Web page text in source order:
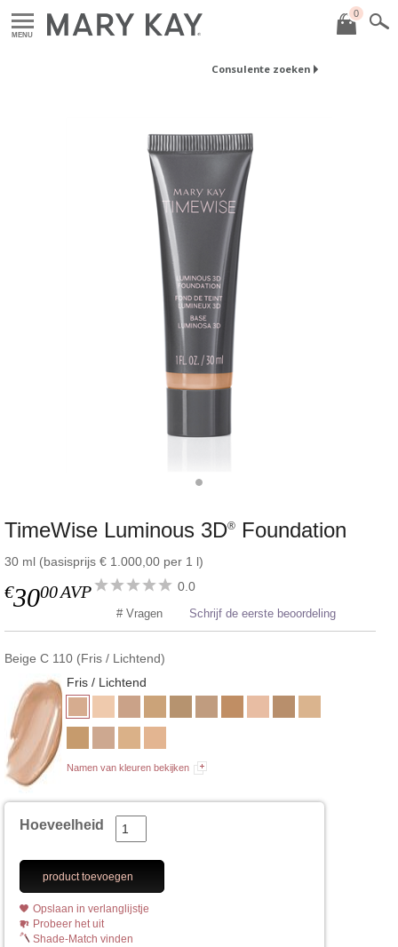
MENU
0
Consulente zoeken
TimeWise Luminous 3D® Foundation
30 ml (basisprijs € 1.000,00 per 1 l)
€3000AVP 0.0
# Vragen Schrijf de eerste beoordeling
Beige C 110 (Fris / Lichtend)
Fris / Lichtend
Namen van kleuren bekijken
Hoeveelheid
product toevoegen
Opslaan in verlanglijstje
Probeer het uit
Shade-Match vinden